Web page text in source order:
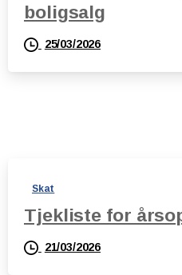
boligsalg
25/03/2026
Skat
Tjekliste for
21/03/2026